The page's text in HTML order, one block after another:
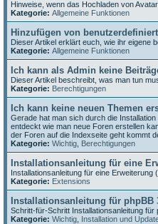
Hinweise, wenn das Hochladen von
Kategorie: Allgemeine Funktionen
Hinzufügen von
Dieser Artikel erklärt euch, wie ihr eigene
Kategorie: Allgemeine Funktionen
Ich kann als Admin keine
Dieser Artikel beschreibt, was man tun
Kategorie: Berechtigungen
Ich kann keine neuen Themen
Gerade hat man sich durch die
entdeckt wie man neue Foren erstellen
der Foren auf die Indexseite geht kommt
Kategorie: Wichtig Berechtigungen
Installationsanleitung für eine
Installationsanleitung für eine Erweiterung
Kategorie: Extensions
Installationsanleitung für phpBB
Schritt-für-Schritt Installationsanleitung für
Kategorie: Wichtig Installation und